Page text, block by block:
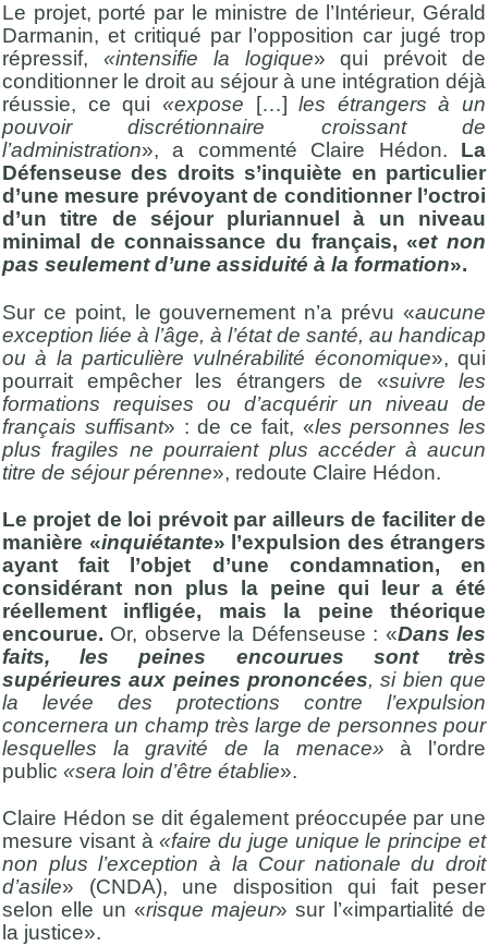
Le projet, porté par le ministre de l’Intérieur, Gérald
Darmanin, et critiqué par l’opposition car jugé trop
répressif, «intensifie la logique» qui prévoit de
conditionner le droit au séjour à une intégration déjà
réussie, ce qui «expose […]les étrangers à un
pouvoir discrétionnaire croissant de
l’administration», a commenté Claire Hédon. La
Défenseuse des droits s’inquiète en particulier
d’une mesure prévoyant de conditionner l’octroi
d’un titre de séjour pluriannuel à un niveau
minimal de connaissance du français, «et non
pas seulement d’une assiduité à la formation».
Sur ce point, le gouvernement n’a prévu «aucune
exception liée à l’âge, à l’état de santé, au handicap
ou à la particulière vulnérabilité économique», qui
pourrait empêcher les étrangers de «suivre les
formations requises ou d’acquérir un niveau de
français suffisant» : de ce fait, «les personnes les
plus fragiles ne pourraient plus accéder à aucun
titre de séjour pérenne», redoute Claire Hédon.
Le projet de loi prévoit par ailleurs de faciliter de
manière «inquiétante» l’expulsion des étrangers
ayant fait l’objet d’une condamnation, en
considérant non plus la peine qui leur a été
réellement infligée, mais la peine théorique
encourue. Or, observe la Défenseuse : «Dans les
faits, les peines encourues sont très
supérieures aux peines prononcées, si bien que
la levée des protections contre l’expulsion
concernera un champ très large de personnes pour
lesquelles la gravité de la menace»à l’ordre
public «sera loin d’être établie».
Claire Hédon se dit également préoccupée par une
mesure visant à«faire du juge unique le principe et
non plus l’exception à la Cour nationale du droit
d’asile» (CNDA), une disposition qui fait peser
selon elle un «risque majeur» sur l’«impartialité de
la justice».